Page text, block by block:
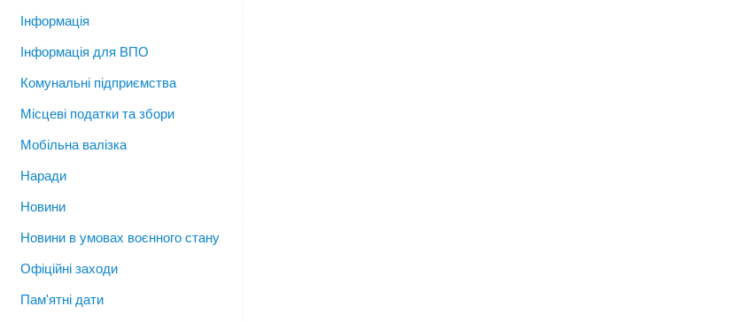
Інформація
Інформація для ВПО
Комунальні підприємства
Місцеві податки та збори
Мобільна валізка
Наради
Новини
Новини в умовах воєнного стану
Офіційні заходи
Пам'ятні дати